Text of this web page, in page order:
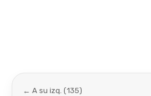
← A su izq. (135)